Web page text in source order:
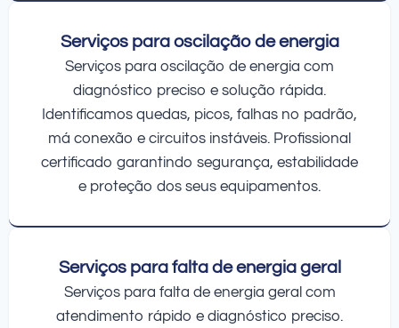
Serviços para oscilação de energia
Serviços para oscilação de energia com
diagnóstico preciso e solução rápida.
Identificamos quedas, picos, falhas no padrão,
má conexão e circuitos instáveis. Profissional
certificado garantindo segurança, estabilidade
e proteção dos seus equipamentos.
Serviços para falta de energia geral
Serviços para falta de energia geral com
atendimento rápido e diagnóstico preciso.